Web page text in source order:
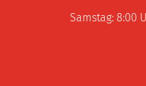
Samstag: 8:00